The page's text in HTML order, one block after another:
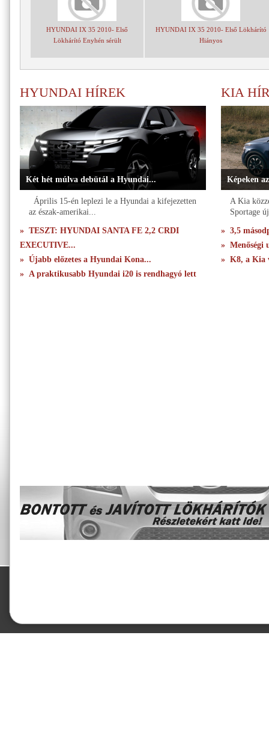
HYUNDAI IX 35 2010- Első
Lökhárító Enyhén sérült
HYUNDAI IX 35 2010- Első Lökhárító
Hiányos
HYUNDAI HÍREK
Két hét múlva debütál a Hyundai...
Április 15-én leplezi le a Hyundai a kifejezetten
az észak-amerikai...
» TESZT: HYUNDAI SANTA FE 2,2 CRDI
EXECUTIVE...
» Újabb előzetes a Hyundai Kona...
» A praktikusabb Hyundai i20 is rendhagyó lett
KIA
Képeken
A Kia
Sportage
» 3,5
» Menőségi
» K8, a Kia